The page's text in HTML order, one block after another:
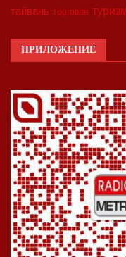
тайвань торговля
ПРИЛОЖЕНИЕ